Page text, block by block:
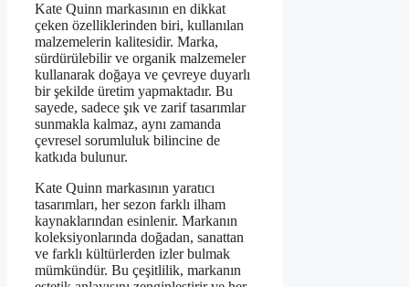
Kate Quinn markasının en dikkat
çeken özelliklerinden biri, kullanılan
malzemelerin kalitesidir. Marka,
sürdürülebilir ve organik malzemeler
kullanarak doğaya ve çevreye duyarlı
bir şekilde üretim yapmaktadır. Bu
sayede, sadece şık ve zarif tasarımlar
sunmakla kalmaz, aynı zamanda
çevresel sorumluluk bilincine de
katkıda bulunur.
Kate Quinn markasının yaratıcı
tasarımları, her sezon farklı ilham
kaynaklarından esinlenir. Markanın
koleksiyonlarında doğadan, sanattan
ve farklı kültürlerden izler bulmak
mümkündür. Bu çeşitlilik, markanın